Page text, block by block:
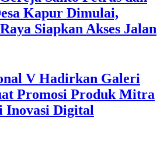
Kapur Dimulai,
Siapkan Akses Jalan
V Hadirkan Galeri
Promosi Produk Mitra
Inovasi Digital